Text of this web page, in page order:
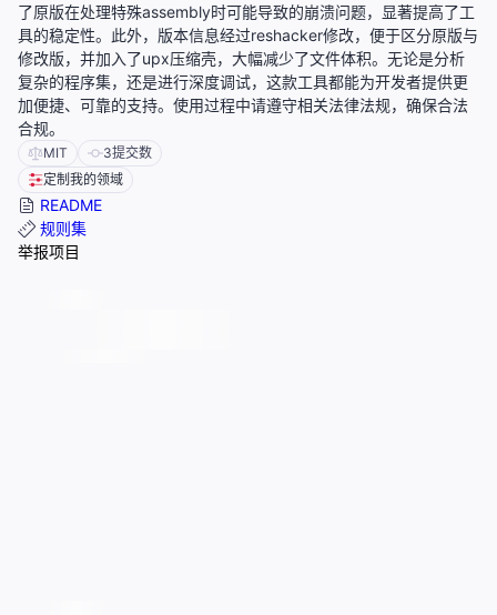
了原版在处理特殊assembly时可能导致的崩溃问题，显著提高了工
具的稳定性。此外，版本信息经过reshacker修改，便于区分原版与
修改版，并加入了upx压缩壳，大幅减少了文件体积。无论是分析
复杂的程序集，还是进行深度调试，这款工具都能为开发者提供更
加便捷、可靠的支持。使用过程中请遵守相关法律法规，确保合法
合规。
MIT 3提交数
定制我的领域
README
规则集
举报项目